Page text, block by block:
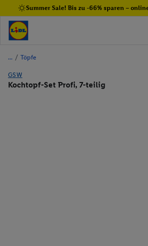
Summer Sale! Bis zu -66% sparen –
/ Töpfe
GSW
Kochtopf-Set Profi, 7-teilig